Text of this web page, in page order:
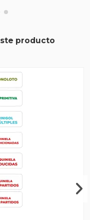
producto